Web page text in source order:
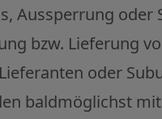
Aussperrung oder
bzw. Lieferung
oder
baldmöglichst